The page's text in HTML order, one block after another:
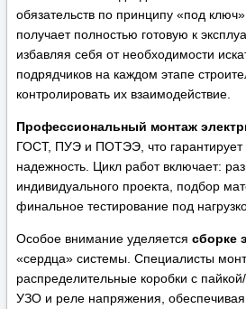
обязательств по принципу «под
получает полностью готовую к
избавляя себя от необходимости
подрядчиков на каждом этапе
контролировать их взаимодействие.
Профессиональный монтаж
ГОСТ, ПУЭ и ПОТЭЭ, что гарантирует
надежность. Цикл работ включает:
индивидуального проекта, подбор
финальное тестирование под
Особое внимание уделяется сборке
«сердца» системы. Специалисты
распределительные коробки с
УЗО и реле напряжения, обеспечивая